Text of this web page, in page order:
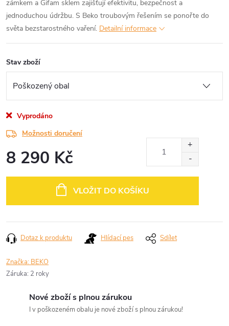
zámkem a Gifam sklem zajišťují efektivitu, bezpečnost a
jednoduchou údržbu. S Beko troubovým řešením se ponořte do
světa bezstarostného vaření. Detailní informace
Stav zboží
Vyprodáno
Možnosti doručení
8 290 Kč
VLOŽIT DO KOŠÍKU
Dotaz k produktu Hlídací pes Sdílet
Značka: BEKO
Záruka: 2 roky
Nové zboží s plnou zárukou
I v poškozeném obalu je nové zboží s plnou zárukou!